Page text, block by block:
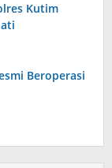
Kutim
Beroperasi